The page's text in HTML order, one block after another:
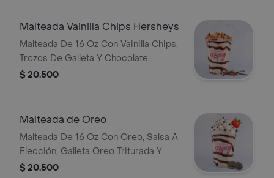
Malteada Vainilla Chips Hersheys
Malteada De 16 Oz Con Vainilla Chips,
Trozos De Galleta Y Chocolate
Cookies & Cream.
$ 20.500
Malteada de Oreo
Malteada De 16 Oz Con Oreo, Salsa A
Elección, Galleta Oreo Triturada Y
Fresa Natural.
$ 20.500